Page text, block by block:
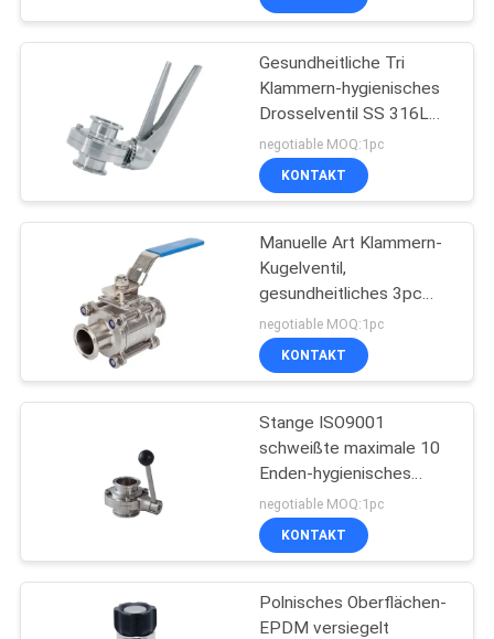
DATENSCHUTZERKLÄRUNG
Sitzkugelventil
Völlig geschweißtes
Kugelventil
10
Hydraulisches
betätigtes
Kugelventil
10
Gesundheitliche Tri
Klammern-hygienisches
Drosselventil SS 316L
DN250
negotiable MOQ:1pc
KONTAKT
Manuelle Art Klammern-
Kugelventil,
gesundheitliches 3pc
Kugelventil
negotiable MOQ:1pc
KONTAKT
Stange ISO9001
schweißte maximale 10
Enden-hygienisches
Drosselventil
negotiable MOQ:1pc
KONTAKT
Polnisches Oberflächen-
EPDM versiegelt